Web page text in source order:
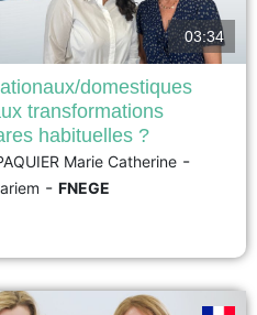
majeures sous l'effet de la
ce qui enrichit l'expérience
de voyageurs. Notre recherche se
réguliers face à ces
03:34
domestiques
transformations
habituelles ?
Marie Catherine -
- FNEGE